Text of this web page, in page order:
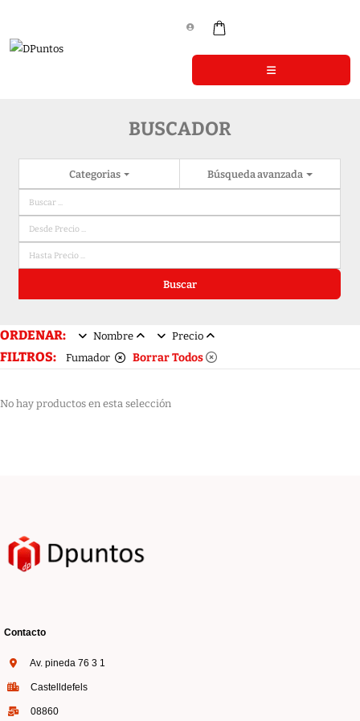
BUSCADOR
Categorias Búsqueda avanzada
Buscar
ORDENAR: Nombre Precio
FILTROS: Fumador Borrar Todos
No hay productos en esta selección
Contacto
Av. pineda 76 3 1
Castelldefels
08860